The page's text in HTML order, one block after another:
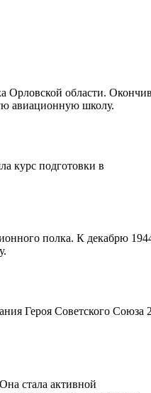
Орловской области. Окончив
авиационную школу.
курс подготовки в
полка. К декабрю
Героя Советского Союза
стала активной